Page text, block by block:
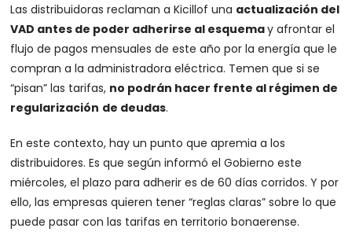
Las distribuidoras reclaman a Kicillof una actualización del
VAD antes de poder adherirse al esquemay afrontar el
flujo de pagos mensuales de este año por la energía que le
compran a la administradora eléctrica. Temen que si se
“pisan” las tarifas, no podrán hacer frente al régimen de
regularización de deudas.
En este contexto, hay un punto que apremia a los
distribuidores. Es que según informó el Gobierno este
miércoles, el plazo para adherir es de 60 días corridos. Y por
ello, las empresas quieren tener “reglas claras” sobre lo que
puede pasar con las tarifas en territorio bonaerense.